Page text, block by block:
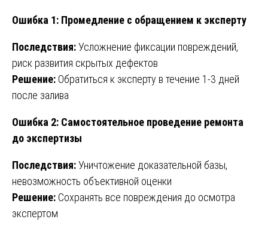
Ошибка 1: Промедление с обращением к эксперту
Последствия:Усложнение фиксации повреждений,
риск развития скрытых дефектов
Решение: Обратиться к эксперту в течение 1-3 дней
после залива
Ошибка 2: Самостоятельное проведение ремонта
до экспертизы
Последствия:Уничтожение доказательной базы,
невозможность объективной оценки
Решение: Сохранять все повреждения до осмотра
экспертом